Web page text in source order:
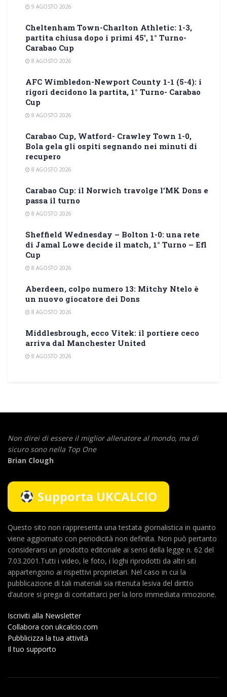
9 AGOSTO 2026
Cheltenham Town-Charlton Athletic: 1-3,
partita chiusa dopo i primi 45′, 1° Turno-
Carabao Cup
8 AGOSTO 2026
AFC Wimbledon-Newport County 1-1 (5-4): i
rigori decidono la partita, 1° Turno- Carabao
Cup
8 AGOSTO 2026
Carabao Cup, Watford- Crawley Town 1-0,
Bola gela gli ospiti segnando nei minuti di
recupero
8 AGOSTO 2026
Carabao Cup: il Norwich travolge l’MK Dons e
passa il turno
8 AGOSTO 2026
Sheffield Wednesday – Bolton 1-0: una rete
di Jamal Lowe decide il match, 1° Turno – Efl
Cup
8 AGOSTO 2026
Aberdeen, colpo numero 13: Mitchy Ntelo è
un nuovo giocatore dei Dons
8 AGOSTO 2026
Middlesbrough, ecco Vitek: il portiere ceco
arriva dal Manchester United
8 AGOSTO 2026
Non direi di essere il miglior allenatore al mondo, ma di
sicuro sono nella Top One
Brian Clough
Supporta UKCALCIO
Questo sito non rappresenta una testata giornalistica in quanto
viene aggiornato con periodicità non definita. Non può pertanto
considerarsi un prodotto editoriale ai sensi della legge n. 62 del
7.03.2001.Tutti i video, le foto, i loghi riprodotti da altri siti
appartengono ai rispettivi proprietari. Nel caso in cui la
pubblicazione di tali materiali sia ritenuta lesiva del diritto
d’autore si prega di contattarci per la loro immediata rimozione.
Iscriviti alla Newsletter
Collabora con ukcalcio.com
Pubblicizza la tua attività
Il tuo supporto